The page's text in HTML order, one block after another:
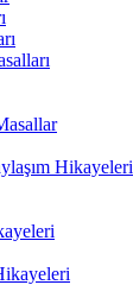
Hikayeleri